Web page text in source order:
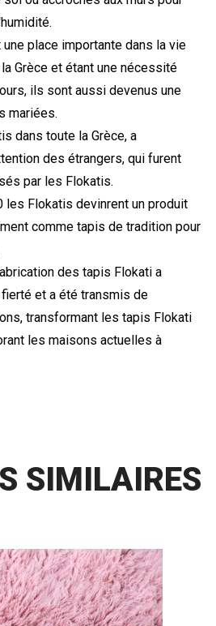
place importante dans la vie
Grèce et étant une nécessité
ils sont aussi devenus une
mariées.
dans toute la Grèce, a
des étrangers, qui furent
par les Flokatis.
les Flokatis devinrent un produit
comme tapis de tradition pour
des tapis Flokati a
et a été transmis de
transformant les tapis Flokati
les maisons actuelles à
SIMILAIRES